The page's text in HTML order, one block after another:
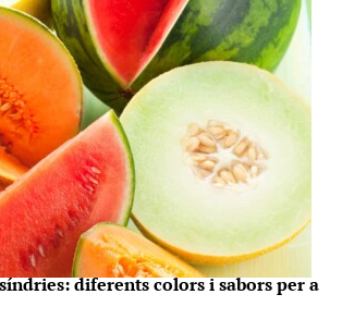
diferents colors i sabors per a